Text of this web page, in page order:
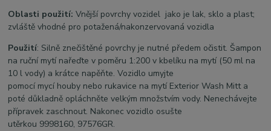
Oblasti použití:Vnější povrchy vozidel jako je lak, sklo a plast;
zvláště vhodné pro potažená/nakonzervovaná vozidla
Použití: Silně znečištěné povrchy je nutné předem očistit. Šampon
na ruční mytí nařeďte v poměru 1:200 v kbelíku na mytí (50 ml na
10 l vody) a krátce napěňte. Vozidlo umyjte
pomocí mycí houby nebo rukavice na mytí Exterior Wash Mitt a
poté důkladně opláchněte velkým množstvím vody. Nenechávejte
přípravek zaschnout. Nakonec vozidlo osušte
utěrkou 9998160, 97576GR.